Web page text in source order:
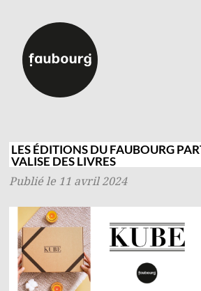
Auteurs
Événements
À propos
Connexion
LES ÉDITIONS DU FAUBOURG
VALISE DES LIVRES
Publié le 11 avril 2024